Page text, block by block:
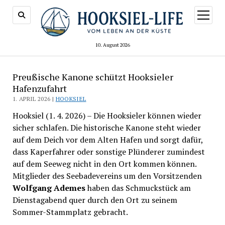
10. August 2026
Menü
öffnen
Preußische Kanone schützt Hooksieler
Hafenzufahrt
1. APRIL 2026 | HOOKSIEL
Hooksiel (1. 4. 2026) – Die Hooksieler können wieder
sicher schlafen. Die historische Kanone steht wieder
auf dem Deich vor dem Alten Hafen und sorgt dafür,
dass Kaperfahrer oder sonstige Plünderer zumindest
auf dem Seeweg nicht in den Ort kommen können.
Mitglieder des Seebadevereins um den Vorsitzenden
Wolfgang Ademeshaben das Schmuckstück am
Dienstagabend quer durch den Ort zu seinem
Sommer-Stammplatz gebracht.